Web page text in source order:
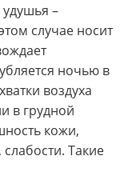
–
случае носит
ночью в
воздуха
в грудной
кожи,
Такие